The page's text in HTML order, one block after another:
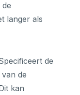
langer als
de
de
kan